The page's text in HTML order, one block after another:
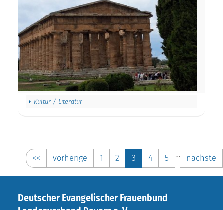
Kultur / Literatur
<< vorherige 1 2 3 4 5 … nächste
Deutscher Evangelischer Frauenbund